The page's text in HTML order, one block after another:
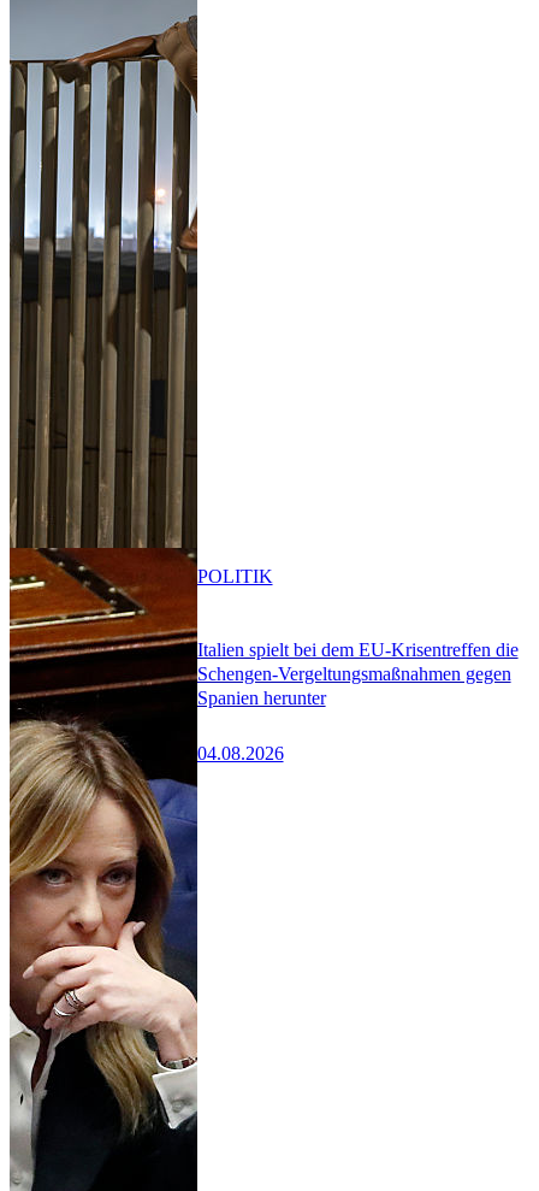
Italien spielt bei dem EU-Krisentreffen die
Schengen-Vergeltungsmaßnahmen gegen
Spanien herunter
04.08.2026
POLITIK